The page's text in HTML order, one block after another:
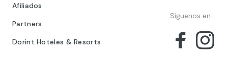
Afiliados
Partners
Dorint Hoteles & Resorts
Síguenos en: